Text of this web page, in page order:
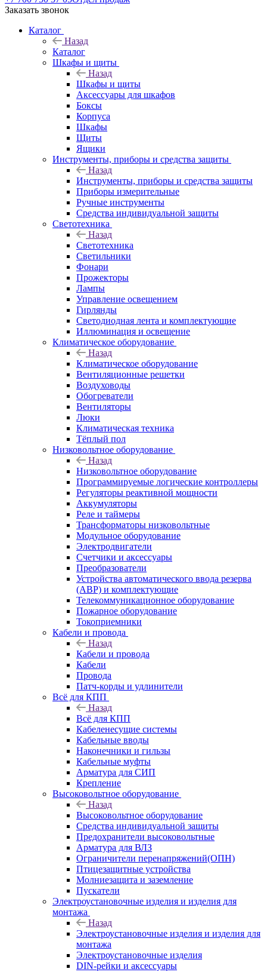
Заказать звонок
Каталог
Назад
Каталог
Шкафы и щиты
Назад
Шкафы и щиты
Аксессуары для шкафов
Боксы
Корпуса
Шкафы
Щиты
Ящики
Инструменты, приборы и средства защиты
Назад
Инструменты, приборы и средства защиты
Приборы измерительные
Ручные инструменты
Средства индивидуальной защиты
Светотехника
Назад
Светотехника
Светильники
Фонари
Прожекторы
Лампы
Управление освещением
Гирлянды
Светодиодная лента и комплектующие
Иллюминация и освещение
Климатическое оборудование
Назад
Климатическое оборудование
Вентиляционные решетки
Воздуховоды
Обогреватели
Вентиляторы
Люки
Климатическая техника
Тёплый пол
Низковольтное оборудование
Назад
Низковольтное оборудование
Программируемые логические контроллеры
Регуляторы реактивной мощности
Аккумуляторы
Реле и таймеры
Трансформаторы низковольтные
Модульное оборудование
Электродвигатели
Счетчики и аксессуары
Преобразователи
Устройства автоматического ввода резерва
(АВР) и комплектующие
Телекоммуникационное оборудование
Пожарное оборудование
Токоприемники
Кабели и провода
Назад
Кабели и провода
Кабели
Провода
Патч-корды и удлинители
Всё для КПП
Назад
Всё для КПП
Кабеленесущие системы
Кабельные вводы
Наконечники и гильзы
Кабельные муфты
Арматура для СИП
Крепление
Высоковольтное оборудование
Назад
Высоковольтное оборудование
Средства индивидуальной защиты
Предохранители высоковольтные
Арматура для ВЛЗ
Ограничители перенапряжений(ОПН)
Птицезащитные устройства
Молниезащита и заземление
Пускатели
Электроустановочные изделия и изделия для
монтажа
Назад
Электроустановочные изделия и изделия для
монтажа
Электроустановочные изделия
DIN-рейки и аксессуары